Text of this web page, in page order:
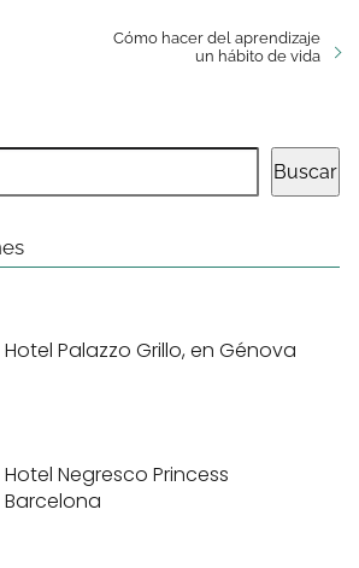
Cómo hacer del aprendizaje
un hábito de vida
Buscar
Hotel Palazzo Grillo, en Génova
Hotel Negresco Princess
Barcelona